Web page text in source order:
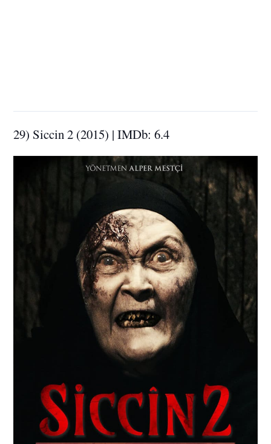
29) Siccin 2 (2015) | IMDb: 6.4